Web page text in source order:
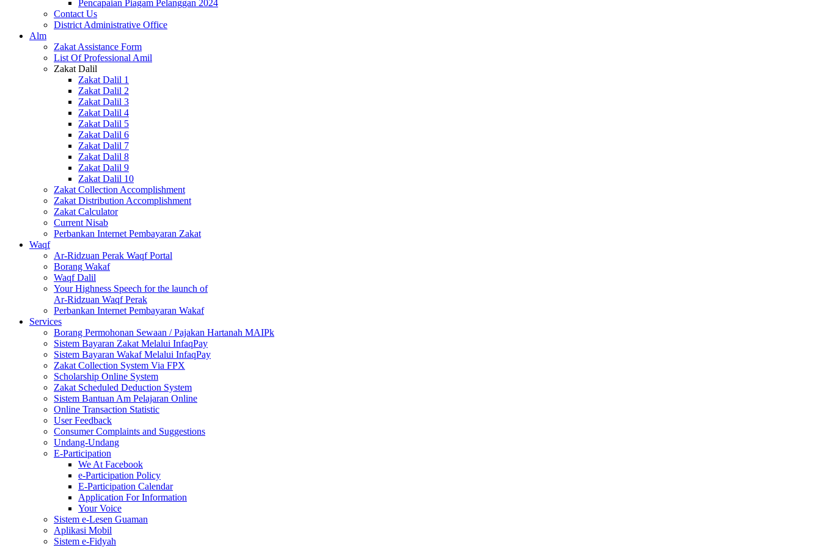
Pencapaian Piagam Pelanggan 2024
Contact Us
District Administrative Office
Alm
Zakat Assistance Form
List Of Professional Amil
Zakat Dalil
Zakat Dalil 1
Zakat Dalil 2
Zakat Dalil 3
Zakat Dalil 4
Zakat Dalil 5
Zakat Dalil 6
Zakat Dalil 7
Zakat Dalil 8
Zakat Dalil 9
Zakat Dalil 10
Zakat Collection Accomplishment
Zakat Distribution Accomplishment
Zakat Calculator
Current Nisab
Perbankan Internet Pembayaran Zakat
Waqf
Ar-Ridzuan Perak Waqf Portal
Borang Wakaf
Waqf Dalil
Your Highness Speech for the launch of
Ar-Ridzuan Waqf Perak
Perbankan Internet Pembayaran Wakaf
Services
Borang Permohonan Sewaan / Pajakan Hartanah MAIPk
Sistem Bayaran Zakat Melalui InfaqPay
Sistem Bayaran Wakaf Melalui InfaqPay
Zakat Collection System Via FPX
Scholarship Online System
Zakat Scheduled Deduction System
Sistem Bantuan Am Pelajaran Online
Online Transaction Statistic
User Feedback
Consumer Complaints and Suggestions
Undang-Undang
E-Participation
We At Facebook
e-Participation Policy
E-Participation Calendar
Application For Information
Your Voice
Sistem e-Lesen Guaman
Aplikasi Mobil
Sistem e-Fidyah